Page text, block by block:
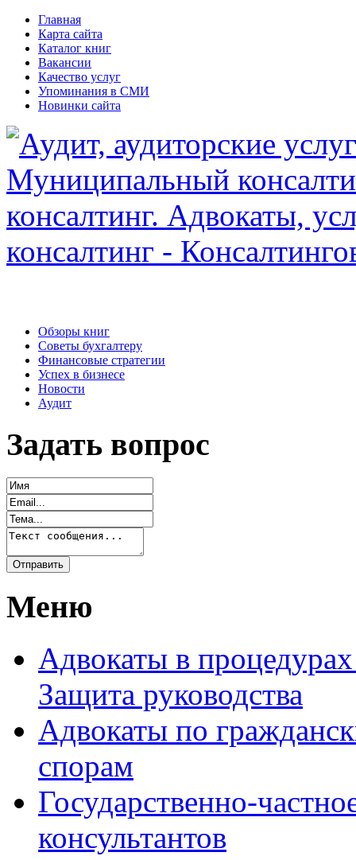
Главная
Карта сайта
Каталог книг
Вакансии
Качество услуг
Упоминания в СМИ
Новинки сайта
Обзоры книг
Советы бухгалтеру
Финансовые стратегии
Успех в бизнесе
Новости
Аудит
Задать вопрос
Меню
Адвокаты в
Защита руководства
Адвокаты по
спорам
Государственно-
консультантов